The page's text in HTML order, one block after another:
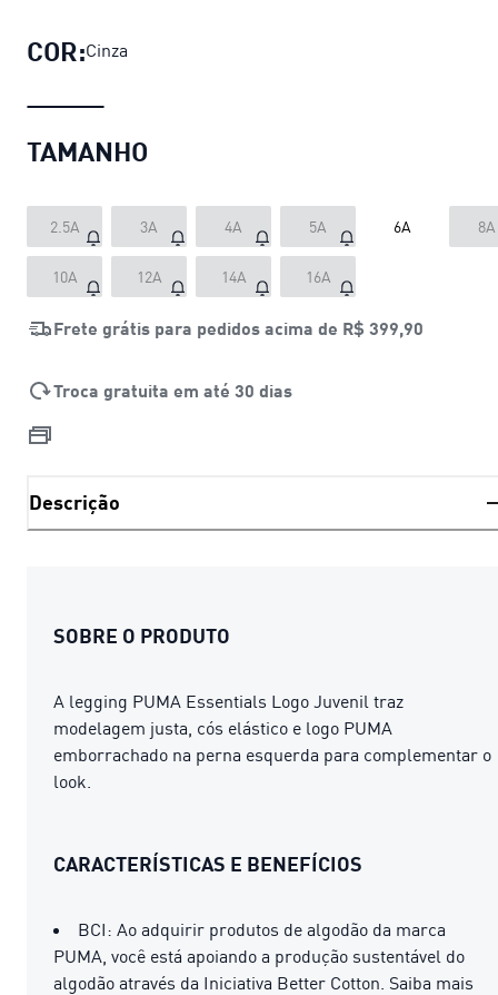
COR:Cinza
TAMANHO
2.5A 3A 4A 5A 6A 8A
10A 12A 14A 16A
Frete grátis para pedidos acima de R$ 399,90
Troca gratuita em até 30 dias
Descrição
SOBRE O PRODUTO
A legging PUMA Essentials Logo Juvenil traz
modelagem justa, cós elástico e logo PUMA
emborrachado na perna esquerda para complementar o
look.
CARACTERÍSTICAS E BENEFÍCIOS
BCI: Ao adquirir produtos de algodão da marca
PUMA, você está apoiando a produção sustentável do
algodão através da Iniciativa Better Cotton. Saiba mais